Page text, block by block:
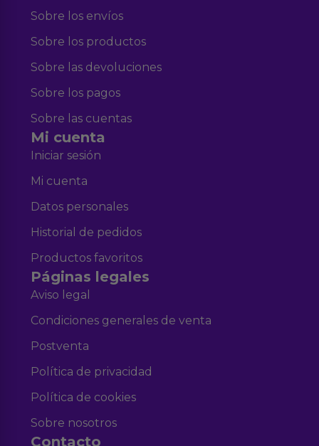
Sobre los envíos
Sobre los productos
Sobre las devoluciones
Sobre los pagos
Sobre las cuentas
Mi cuenta
Iniciar sesión
Mi cuenta
Datos personales
Historial de pedidos
Productos favoritos
Páginas legales
Aviso legal
Condiciones generales de venta
Postventa
Política de privacidad
Política de cookies
Sobre nosotros
Contacto